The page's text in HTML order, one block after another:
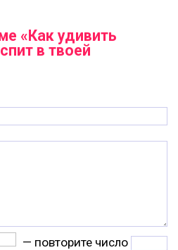
«Как удивить
в твоей
— повторите число